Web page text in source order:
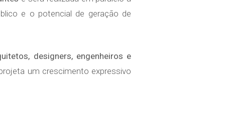
e o potencial de geração de
designers, engenheiros e
um crescimento expressivo